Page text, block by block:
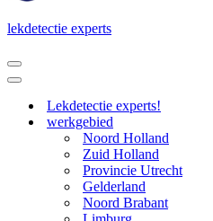
lekdetectie experts
Navigatie
Menu
Navigatie
Lekdetectie experts!
werkgebied
Noord Holland
Zuid Holland
Provincie Utrecht
Gelderland
Noord Brabant